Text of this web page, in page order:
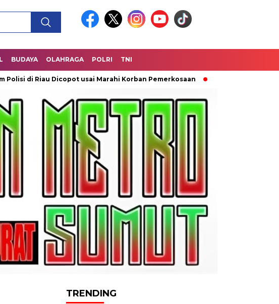
BUDAYA OLAHRAGA POLRI TNI
Riau Dicopot usai Marahi Korban Pemerkosaan Kemendag Cabut
TRENDING